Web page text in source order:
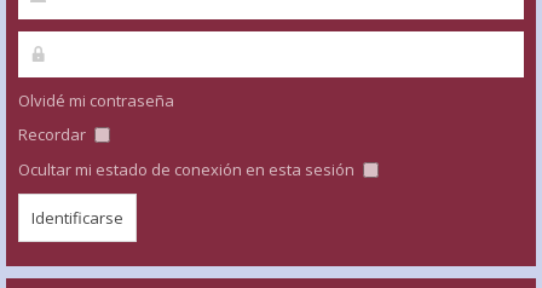
Olvidé mi contraseña
Recordar
Ocultar mi estado de conexión en esta sesión